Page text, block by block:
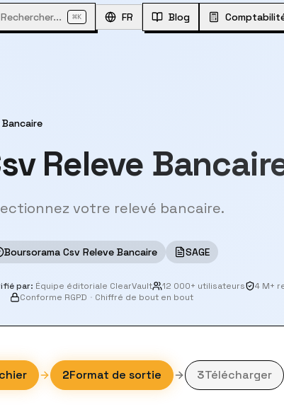
Rechercher... ⌘K FR Blog
Releve
votre relevé bancaire.
Boursorama Csv Releve Bancaire SAGE
par: Équipe éditoriale ClearVault 12 000+ utilisateurs
4 M+
Conforme RGPD · Chiffré de bout en bout
2Format de sortie 3Télécharger